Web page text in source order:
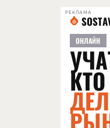
РЕКЛАМА